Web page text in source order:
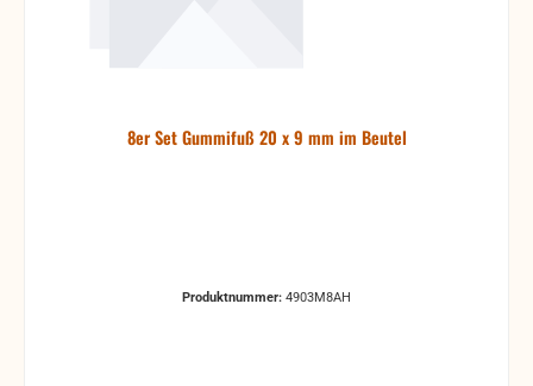
8er Set Gummifuß 20 x 9 mm im Beutel
Produktnummer: 4903M8AH